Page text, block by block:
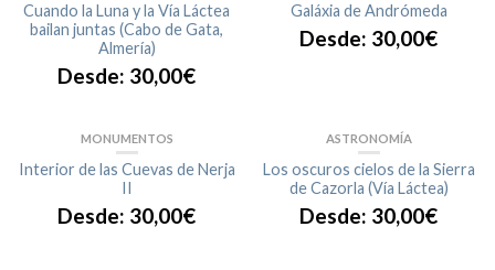
Cuando la Luna y la Vía Láctea
bailan juntas (Cabo de Gata,
Almería)
Desde: 30,00€
Galáxia de Andrómeda
Desde: 30,00€
MONUMENTOS
Interior de las Cuevas de Nerja
II
Desde: 30,00€
ASTRONOMÍA
Los oscuros cielos de la Sierra
de Cazorla (Vía Láctea)
Desde: 30,00€